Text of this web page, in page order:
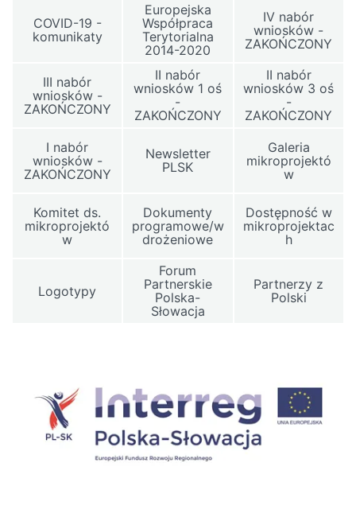
COVID-19 -
komunikaty
Europejska
Współpraca
Terytorialna
2014-2020
IV nabór
wniosków -
ZAKOŃCZONY
III nabór
wniosków -
ZAKOŃCZONY
II nabór
wniosków 1 oś
-
ZAKOŃCZONY
II nabór
wniosków 3 oś
-
ZAKOŃCZONY
I nabór
wniosków -
ZAKOŃCZONY
Newsletter
PLSK
Galeria
mikroprojektó
w
Komitet ds.
mikroprojektó
w
Dokumenty
programowe/w
drożeniowe
Dostępność w
mikroprojektac
h
Logotypy
Forum
Partnerskie
Polska-
Słowacja
Partnerzy z
Polski